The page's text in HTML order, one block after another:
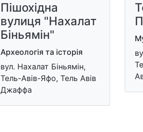
Пішохідна
вулиця "Нахалат
Біньямін"
Археологія та історія
вул. Нахалат Біньямін,
Тель-Авів-Яфо, Тель Авів
Джаффа